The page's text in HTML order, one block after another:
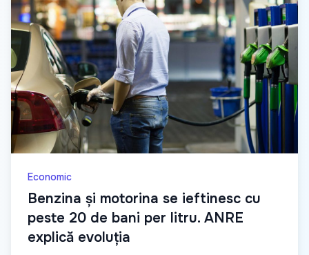
Economic
Benzina și motorina se ieftinesc cu
peste 20 de bani per litru. ANRE
explică evoluția